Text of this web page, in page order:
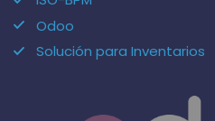
Odoo
Solución para Inventarios